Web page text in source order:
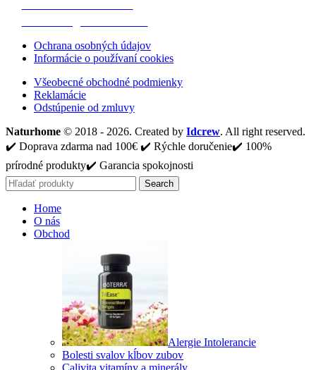
Ochrana osobných údajov
Informácie o používaní cookies
Všeobecné obchodné podmienky
Reklamácie
Odstúpenie od zmluvy
Naturhome © 2018 - 2026. Created by Idcrew. All right reserved.
✔️ Doprava zdarma nad 100€ ✔️ Rýchle doručenie✔️ 100%
prírodné produkty✔️ Garancia spokojnosti
Search
Home
O nás
Obchod
Alergie Intolerancie
Bolesti svalov kĺbov zubov
Calivita vitamíny a minerály